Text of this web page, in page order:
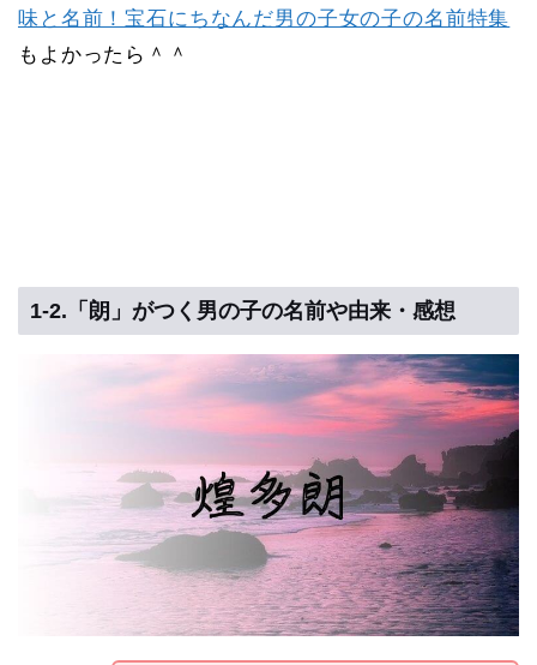
味と名前！宝石にちなんだ男の子女の子の名前特集
もよかったら＾＾
1-2.「朗」がつく男の子の名前や由来・感想